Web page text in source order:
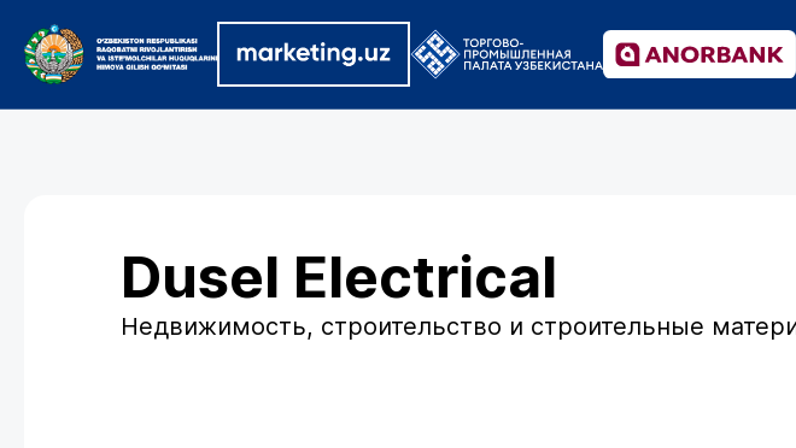
Dusel Electrical
Недвижимость, строительство и строительные